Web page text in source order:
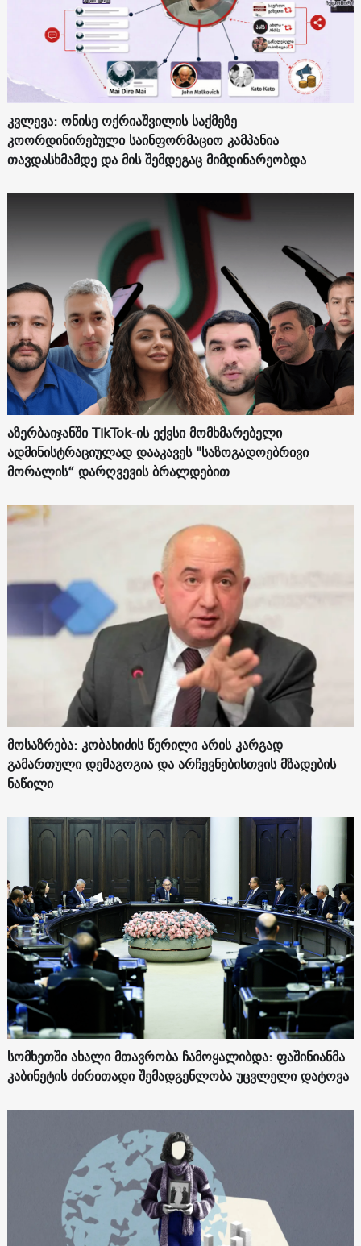
კვლევა: ონისე ოქრიაშვილის საქმეზე
კოორდინირებული საინფორმაციო კამპანია
თავდასხმამდე და მის შემდეგაც მიმდინარეობდა
აზერბაიჯანში TikTok-ის ექვსი მომხმარებელი
ადმინისტრაციულად დააკავეს "საზოგადოებრივი
მორალის“ დარღვევის ბრალდებით
მოსაზრება: კობახიძის წერილი არის კარგად
გამართული დემაგოგია და არჩევნებისთვის მზადების
ნაწილი
სომხეთში ახალი მთავრობა ჩამოყალიბდა: ფაშინიანმა
კაბინეტის ძირითადი შემადგენლობა უცვლელი დატოვა